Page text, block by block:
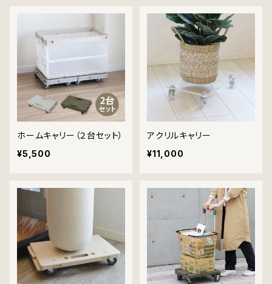
ホームキャリー（２台セット）
¥5,500
アクリルキャリー
¥11,000